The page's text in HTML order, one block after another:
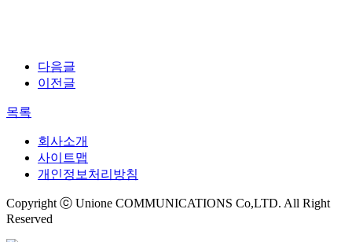
다음글
이전글
목록
회사소개
사이트맵
개인정보처리방침
Copyright ⓒ Unione COMMUNICATIONS Co,LTD. All Right
Reserved